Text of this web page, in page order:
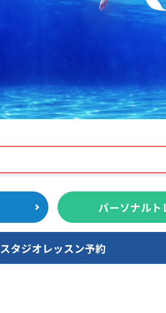
パーソナルト
スタジオレッスン予約